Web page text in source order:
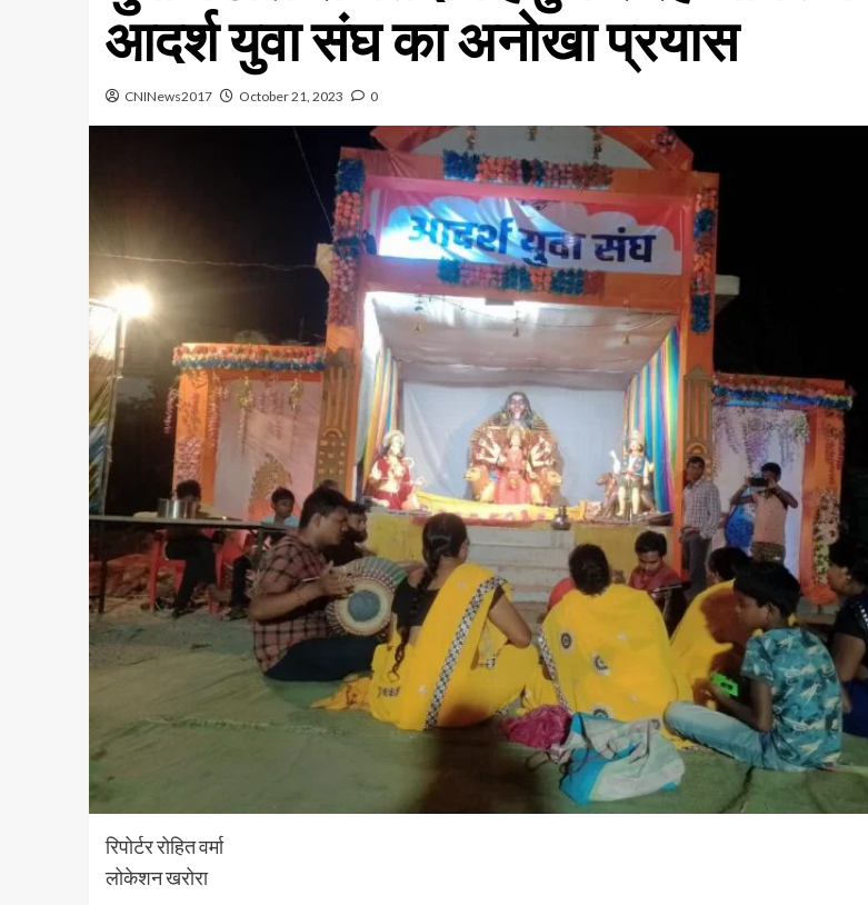
आदर्श युवा संघ का अनोखा प्रयास
CNINews2017 October 21, 2023 0
रिपोर्टर रोहित वर्मा
लोकेशन खरोरा